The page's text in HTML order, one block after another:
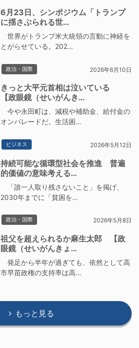
6月23日、シンポジウム「トランプ
に揺さぶられる世…
世界がトランプ米大統領の言動に神経を
とがらせている。202…
政治・国際 2026年6月10日
きっと大平元首相は泣いている
【政眼鏡（せいがんき…
今や永田町は、減税や補助金、給付金の
オンパレードだ。生活困…
ビジネス 2026年5月12日
持続可能な循環型社会を推進 普遍
的価値の意味考える…
「誰一人取り残さないこと」を掲げ、
2030年までに「貧困を…
政治・国際 2026年5月8日
祖父を超えられるか麻生太郎 【政
眼鏡（せいがんきょ…
発足から半年が過ぎても、依然として高
市早苗政権の支持率は高…
もっと見る